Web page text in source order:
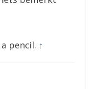
pencil. ↑